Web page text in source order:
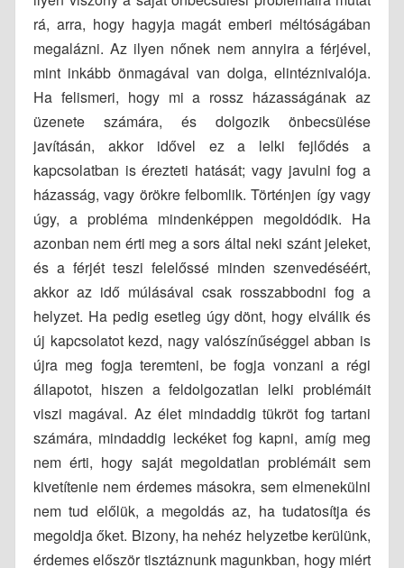
rá, arra, hogy hagyja magát emberi méltóságában
megalázni. Az ilyen nőnek nem annyira a férjével,
mint inkább önmagával van dolga, elintéznivalója.
Ha felismeri, hogy mi a rossz házasságának az
üzenete számára, és dolgozik önbecsülése
javításán, akkor idővel ez a lelki fejlődés a
kapcsolatban is érezteti hatását; vagy javulni fog a
házasság, vagy örökre felbomlik. Történjen így vagy
úgy, a probléma mindenképpen megoldódik. Ha
azonban nem érti meg a sors által neki szánt jeleket,
és a férjét teszi felelőssé minden szenvedéséért,
akkor az idő múlásával csak rosszabbodni fog a
helyzet. Ha pedig esetleg úgy dönt, hogy elválik és
új kapcsolatot kezd, nagy valószínűséggel abban is
újra meg fogja teremteni, be fogja vonzani a régi
állapotot, hiszen a feldolgozatlan lelki problémáit
viszi magával. Az élet mindaddig tükröt fog tartani
számára, mindaddig leckéket fog kapni, amíg meg
nem érti, hogy saját megoldatlan problémáit sem
kivetítenie nem érdemes másokra, sem elmenekülni
nem tud előlük, a megoldás az, ha tudatosítja és
megoldja őket. Bizony, ha nehéz helyzetbe kerülünk,
érdemes először tisztáznunk magunkban, hogy miért